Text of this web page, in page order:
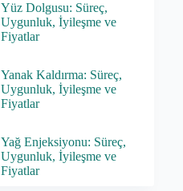
Yüz Dolgusu: Süreç,
Uygunluk, İyileşme ve
Fiyatlar
Yanak Kaldırma: Süreç,
Uygunluk, İyileşme ve
Fiyatlar
Yağ Enjeksiyonu: Süreç,
Uygunluk, İyileşme ve
Fiyatlar